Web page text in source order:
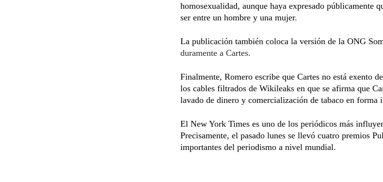
homosexualidad, aunque haya expresado públicamente
ser entre un hombre y una mujer.
La publicación también coloca la versión de la ONG
duramente a Cartes.
Finalmente, Romero escribe que Cartes no está exento
los cables filtrados de Wikileaks en que se afirma que
lavado de dinero y comercialización de tabaco en forma
El New York Times es uno de los periódicos más
Precisamente, el pasado lunes se llevó cuatro premios
importantes del periodismo a nivel mundial.